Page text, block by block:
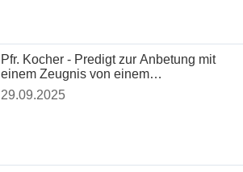
Pfr. Kocher - Predigt zur Anbetung mit
einem Zeugnis von einem
Drogensüchtigen
29.09.2025